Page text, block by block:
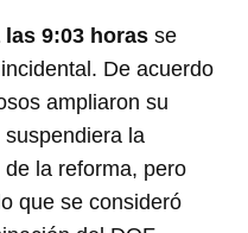
las 9:03 horasse
De acuerdo
ampliaron su
la
la reforma, pero
que se consideró